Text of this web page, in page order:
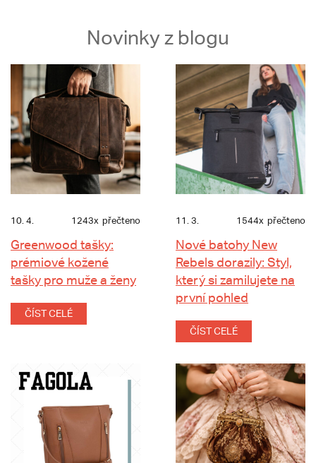
Novinky z blogu
10. 4. 1243x přečteno
Greenwood tašky:
prémiové kožené
tašky pro muže a ženy
ČÍST CELÉ
11. 3. 1544x přečteno
Nové batohy New
Rebels dorazily: Styl,
který si zamilujete na
první pohled
ČÍST CELÉ